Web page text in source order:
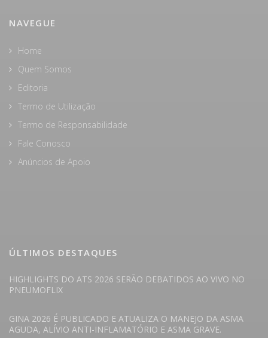
NAVEGUE
Home
Quem Somos
Editoria
Termo de Utilização
Termo de Responsabilidade
Fale Conosco
Anúncios de Apoio
ÚLTIMOS DESTAQUES
HIGHLIGHTS DO ATS 2026 SERÃO DEBATIDOS AO VIVO NO
PNEUMOFLIX
GINA 2026 É PUBLICADO E ATUALIZA O MANEJO DA ASMA
AGUDA, ALÍVIO ANTI-INFLAMATÓRIO E ASMA GRAVE.